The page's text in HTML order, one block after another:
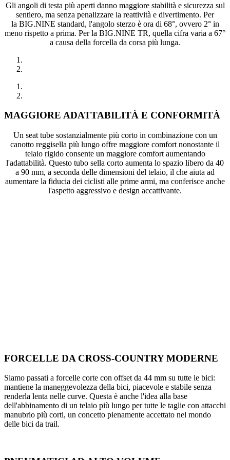
Gli angoli di testa più aperti danno maggiore stabilità e sicurezza sul
sentiero, ma senza penalizzare la reattività e divertimento. Per
la BIG.NINE standard, l'angolo sterzo è ora di 68°, ovvero 2° in
meno rispetto a prima. Per la BIG.NINE TR, quella cifra varia a 67°
a causa della forcella da corsa più lunga.
MAGGIORE ADATTABILITÀ E CONFORMITÀ
Un seat tube sostanzialmente più corto in combinazione con un
canotto reggisella più lungo offre maggiore comfort nonostante il
telaio rigido consente un maggiore comfort aumentando
l'adattabilità. Questo tubo sella corto aumenta lo spazio libero da 40
a 90 mm, a seconda delle dimensioni del telaio, il che aiuta ad
aumentare la fiducia dei ciclisti alle prime armi, ma conferisce anche
l'aspetto aggressivo e design accattivante.
FORCELLE DA CROSS-COUNTRY MODERNE
Siamo passati a forcelle corte con offset da 44 mm su tutte le bici:
mantiene la maneggevolezza della bici, piacevole e stabile senza
renderla lenta nelle curve. Questa è anche l'idea alla base
dell'abbinamento di un telaio più lungo per tutte le taglie con attacchi
manubrio più corti, un concetto pienamente accettato nel mondo
delle bici da trail.